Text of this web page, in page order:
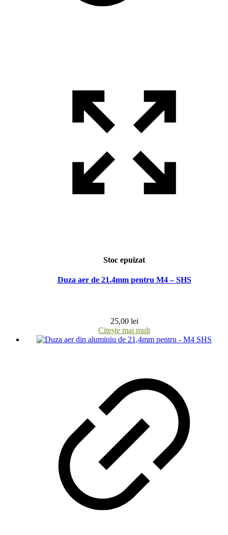
Stoc epuizat
Duza aer de 21.4mm pentru M4 – SHS
25,00 lei
Citește mai mult